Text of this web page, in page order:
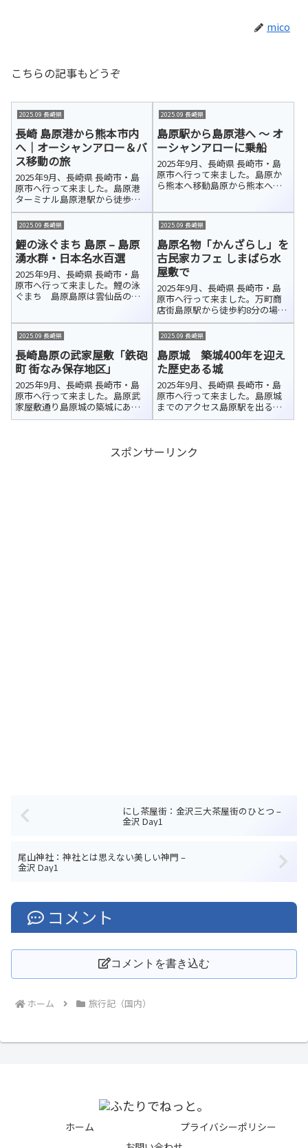
mico
こちらの記事もどうぞ
2025.09 長崎県
長崎 島原港から熊本市内
へ｜オーシャンアロー＆バ
ス移動の旅
2025年9月、長崎県 長崎市・島
原市へ行って来ました。島原港
ターミナル島原港駅から徒歩で
島原港ターミナルに到着しまし
た。ここは、長崎県の島原と熊
本県の熊本を結ぶフェリーの発
着拠点です。九商フェリー（公
式HP／約60分）と熊本フェリー
（公式...
2025.09 長崎県
島原駅から島原港へ ～ オ
ーシャンアローに乗船
2025年9月、長崎県 長崎市・島
原市へ行って来ました。島原か
ら熊本へ移動島原から熊本へ向
は意外と時間がかかります。今
回は島原港から海を渡るフェリ
ーを利用して熊本へ行くことに
しました。便...
2025.09 長崎県
鯉の泳ぐまち 島原 – 島原
湧水群・日本名水百選
2025年9月、長崎県 長崎市・島
原市へ行って来ました。鯉の泳
ぐまち 島原島原は雲仙岳の伏
す。武家屋敷「鉄砲町 街なみ保
存地区」でも、その澄んだ水が
美しい水路となって町並みに溶
け込んで...
2025.09 長崎県
島原名物「かんざらし」を
古民家カフェ しまばら水
屋敷で
2025年9月、長崎県 長崎市・島
原市へ行って来ました。万町商
店街島原駅から徒歩約8分の場所
にある「万町商店街」アーケー
ドは、島原城の城下町として栄
え、「萬（よろず）あきない」
のまちとして親しまれてきた歴
史ある商店街です。しまばら水
屋敷「万...
2025.09 長崎県
長崎島原の武家屋敷「鉄砲
町 街なみ保存地区」
2025年9月、長崎県 長崎市・島
原市へ行って来ました。島原武
家屋敷通り島原城の築城にあわ
せて、城の西側外郭に扶持取70
丁・古丁・中ノ丁・下ノ丁・江
戸丁・新建といった街並みが形
2025.09 長崎県
島原城 築城400年を迎え
た歴史ある城
2025年9月、長崎県 長崎市・島
原市へ行って来ました。島原城
までのアクセス島原駅を出る
と、真正面に島原城が見えます。
ても迷わず向かうことができま
した。美しい島原城の姿を眺め
スポンサーリンク
にし茶屋街：金沢三大茶屋街のひとつ –
金沢 Day1
尾山神社：神社とは思えない美しい神門 –
金沢 Day1
コメント
コメントを書き込む
ホーム 旅行記（国内）
ホーム
プライバシーポリシー